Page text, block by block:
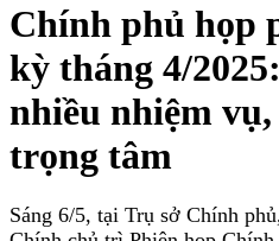
Chính phủ họp
kỳ tháng 4/
nhiều nhiệm
trọng tâm
Sáng 6/5, tại Trụ sở Chính